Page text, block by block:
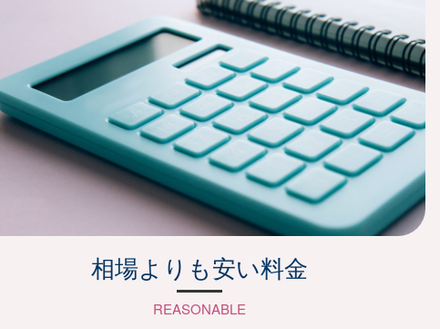
相場よりも安い料金
REASONABLE